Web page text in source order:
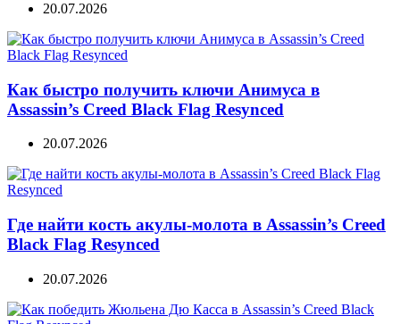
20.07.2026
Как быстро получить ключи Анимуса в
Assassin’s Creed Black Flag Resynced
20.07.2026
Где найти кость акулы-молота в Assassin’s Creed
Black Flag Resynced
20.07.2026